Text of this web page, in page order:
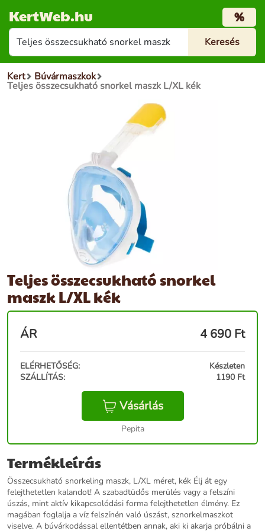
KertWeb.hu %
Kert Búvármaszkok
Teljes összecsukható snorkel maszk L/XL kék
Teljes összecsukható snorkel
maszk L/XL kék
ÁR 4 690 Ft
ELÉRHETŐSÉG:
Készleten
SZÁLLÍTÁS:
1190 Ft
Vásárlás
Pepita
Termékleírás
Összecsukható snorkeling maszk, L/XL méret, kék Élj át egy
felejthetetlen kalandot! A szabadtüdős merülés vagy a felszíni
úszás, mint aktív kikapcsolódási forma felejthetetlen élmény. Ez
magában foglalja a víz felszínén való úszást, sznorkelmaszkot
viselve. A búvárkodással ellentétben annak, aki ki akarja próbálni a